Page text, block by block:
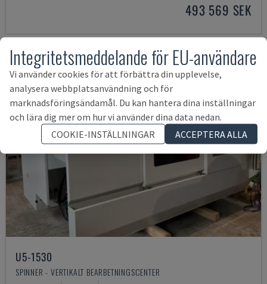
493 569 SEK
U5-1530
SPINNER - VERTIKALT BEARBETNINGSCENTER
Integritetsmeddelande för EU-användare
Vi använder cookies för att förbättra din upplevelse,
analysera webbplatsanvändning och för
marknadsföringsändamål. Du kan hantera dina inställningar
och lära dig mer om hur vi använder dina data nedan.
COOKIE-INSTÄLLNINGAR
ACCEPTERA ALLA